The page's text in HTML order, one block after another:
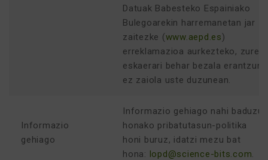
Datuak Babesteko Espainiako
Bulegoarekin harremanetan jar
zaitezke (www.aepd.es)
erreklamazioa aurkezteko, zure
eskaerari behar bezala erantzun
ez zaiola uste duzunean.
Informazio
gehiago
Informazio gehiago nahi baduzu
honako pribatutasun-politika
honi buruz, idatzi mezu bat
hona: lopd@science-bits.com.